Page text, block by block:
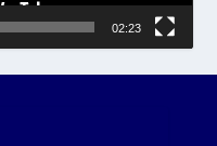
02:23